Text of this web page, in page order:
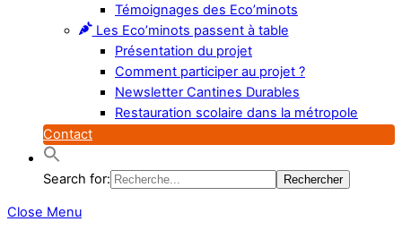
Témoignages des Eco’minots
Les Eco’minots passent à table
Présentation du projet
Comment participer au projet ?
Newsletter Cantines Durables
Restauration scolaire dans la métropole
Contact
Search for:
Close Menu